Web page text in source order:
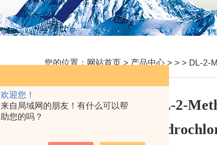
欢迎您！
来自局域网的朋友！有什么可以帮
助您的吗？
您的位置： 网站首页 > 产品中心 > > > DL-2-
DL-2-